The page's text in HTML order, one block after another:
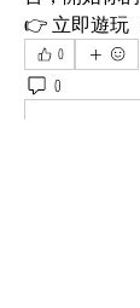
👉 立即遊玩
0
0